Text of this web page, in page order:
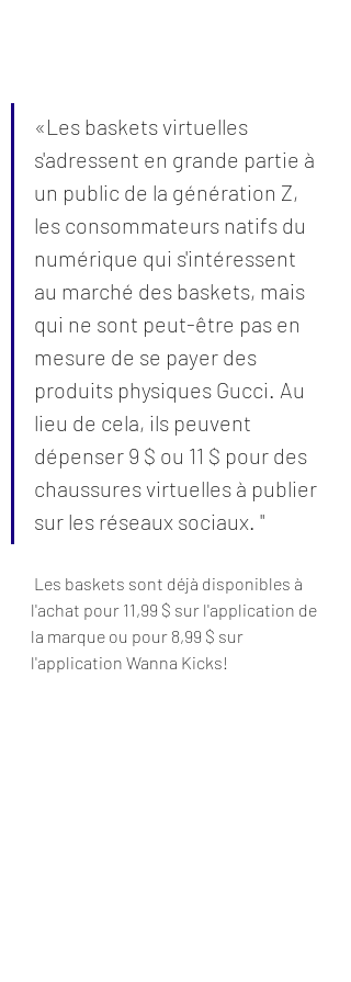
«Les baskets virtuelles
s'adressent en grande partie à
un public de la génération Z,
les consommateurs natifs du
numérique qui s'intéressent
au marché des baskets, mais
qui ne sont peut-être pas en
mesure de se payer des
produits physiques Gucci. Au
lieu de cela, ils peuvent
dépenser 9 $ ou 11 $ pour des
chaussures virtuelles à publier
sur les réseaux sociaux. "
l'achat pour 11,99 $ sur l'application de
la marque ou pour 8,99 $ sur
l'application Wanna Kicks!